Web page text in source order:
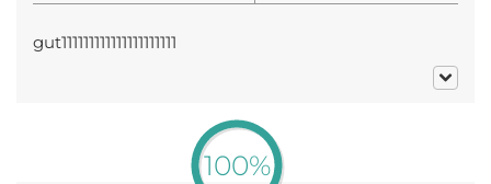
gut111111111111111111111
100%